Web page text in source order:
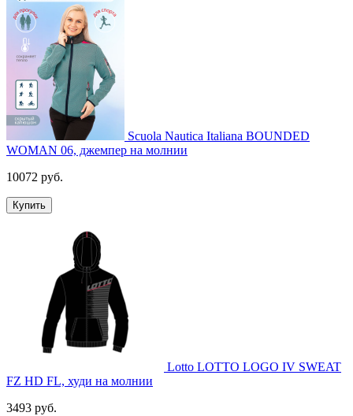
Scuola Nautica Italiana BOUNDED
WOMAN 06, джемпер на молнии
10072 руб.
Купить
Lotto LOTTO LOGO IV SWEAT
FZ HD FL, худи на молнии
3493 руб.